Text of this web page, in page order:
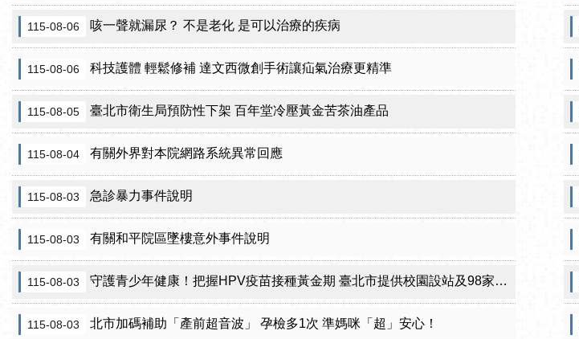
115-08-06 咳一聲就漏尿？ 不是老化 是可以治療的疾病
115-08-06 科技護體 輕鬆修補 達文西微創手術讓疝氣治療更精準
115-08-05 臺北市衛生局預防性下架 百年堂冷壓黃金苦茶油產品
115-08-04 有關外界對本院網路系統異常回應
115-08-03 急診暴力事件說明
115-08-03 有關和平院區墜樓意外事件說明
115-08-03 守護青少年健康！把握HPV疫苗接種黃金期 臺北市提供校園設站及98家合約院所接種服務
115-08-03 北市加碼補助「產前超音波」 孕檢多1次 準媽咪「超」安心！